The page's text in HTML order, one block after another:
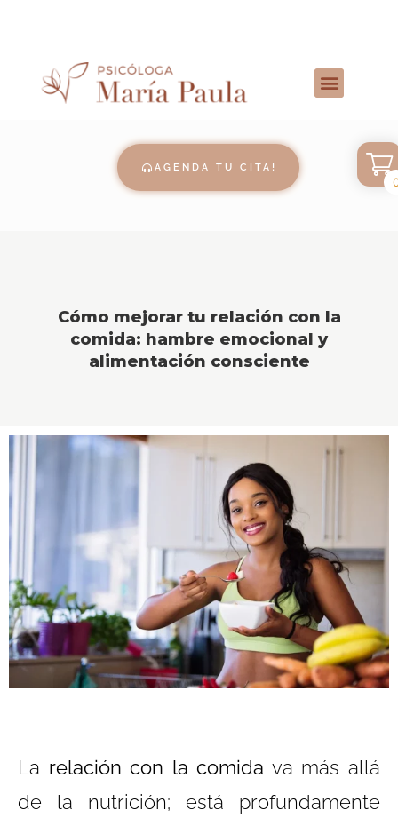
AGENDA TU CITA!
Cómo mejorar tu relación con la
comida: hambre emocional y
alimentación consciente
La relación con la comida va más allá
de la nutrición; está profundamente